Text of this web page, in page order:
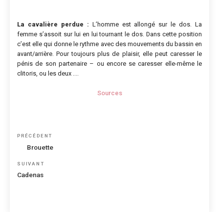
La cavalière perdue : L’homme est allongé sur le dos. La
femme s’assoit sur lui en lui tournant le dos. Dans cette position
c’est elle qui donne le rythme avec des mouvements du bassin en
avant/arrière. Pour toujours plus de plaisir, elle peut caresser le
pénis de son partenaire – ou encore se caresser elle-même le
clitoris, ou les deux ….
Sources
Navigation
Article
précédent
PRÉCÉDENT
Brouette
Article
suivant
SUIVANT
Cadenas